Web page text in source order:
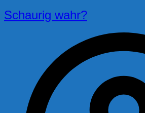
Schaurig wahr?